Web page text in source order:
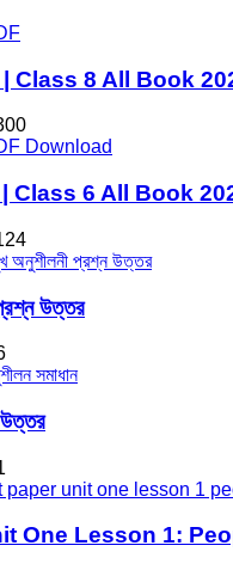
| Class 8 All Book
| Class 6 All Book
উত্তর
উত্তর
One Lesson 1: